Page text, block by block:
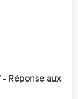
Réponse aux